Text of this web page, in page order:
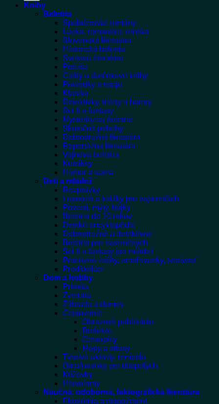
Knihy
Beletria
Spoločenské romány
Láska, romantika, erotika
Slovenská literatúra
Historická beletria
Svetová literatúra
Poézia
Citáty a darčekové knihy
Poviedky a eseje
Klasika
Detektívky, trilery a horory
Sci-fi a fantasy
Mysteriózna beletria
Skutočné príbehy
Dobrodružná literatúra
Reportážna literatúra
Vojnová beletria
Komiksy
Humor a satira
Deti a mládež
Rozprávky
Leporelá a knižky pre najmenších
Povesti, mýty, bájky
Beletria do 10 rokov
Detské encyklopédie
Dobrodružné a detektívne
Beletria pre násťročných
Sci-fi a fantasy pre mládež
Pracovné zošity, omaľovanky, tvorivosť
Predškoláci
Dom a hobby
Príroda
Zvieratá
Záhrada a domov
Cestovanie
Obrazové publikácie
Bedekre
Cestopisy
Mapy a atlasy
Tvorivé aktivity, remeslá
Omaľovanky pre dospelých
Krížovky
Hlavolamy
Náučná, odoborná, faktografická literatúra
Ekonómia a manažment